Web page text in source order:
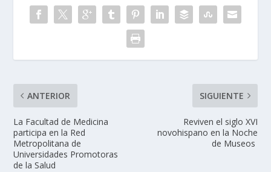
ANTERIOR
La Facultad de Medicina
participa en la Red
Metropolitana de
Universidades Promotoras
de la Salud
SIGUIENTE
Reviven el siglo XVI
novohispano en la Noche
de Museos